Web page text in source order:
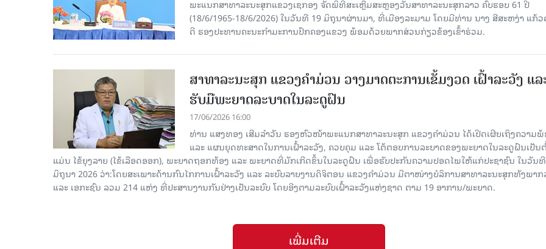
ພະແນກສາທາລະນະສຸກແຂວງເຊກອງ ຈັດພິທີສະເຫຼີມສະຫຼອງວັນສາທາລະນະສຸກລາວ ຄົບຮອບ 61 ປີ
(18/6/1965-18/6/2026) ໃນວັນທີ 19 ມິຖຸນາຜ່ານມາ, ທີ່ເມືອງລະມາມ ໂດຍມີທ່ານ ນາງ ສີສະຫງ່າ ແກ້
ດີ ຮອງປະທານຄະນະກຳມະການປົກຄອງແຂວງ ພ້ອມດ້ວຍພາກສ່ວນກ່ຽວຂ້ອງເຂົ້າຮ່ວມ.
ສາທາລະນະສຸກ ແຂວງຄໍາມ່ວນ ວາງມາດຕະການເຂັ້ມງວດ ເຝົ້າລະວັງ ແລ
ຮັບມືພະຍາດລະບາດໃນລະດູຝົນ
17/06/2026 16:00
ທ່ານ ແສງທອງ ເສີມລໍາວັນ ຮອງຫົວໜ້າພະແນກສາທາລະນະສຸກ ແຂວງຄໍາມ່ວນ ໄດ້ເປີດເຜີຍເຖິງຄວາມ
ແລະ ແຜນຍຸດທະສາດໃນການເຝົ້າລະວັງ, ຄວບຄຸມ ແລະ ໂຕ້ຕອບການລະບາດຂອງພະຍາດໃນລະດູຝົນເປັນ
ແມ່ນ ໄຂ້ຍຸງລາຍ (ໄຂ້ເລືອດອອກ), ພະຍາດຖອກທ້ອງ ແລະ ພະຍາດທີ່ມັກເກີດຂຶ້ນໃນລະດູຝົນ ເພື່ອຮັບປະກັນຄວາມປອດໄພໃຫ້ແກ່ປະຊາຊົນ ໃນວັນ
ມິຖຸນາ 2026 ວ່າ:ໂດຍສະເພາະດ້ານກົນໄກການເຝົ້າລະວັງ ແລະ ລະບົບລາຍງານດິຈິຕອນ ແຂວງຄໍາມ່ວນ ມີຕາໜ່າງບໍລິການສາທາລະນະສຸກທັງພາ
ແລະ ເອກະຊົນ ລວມ 214 ແຫ່ງ ທີ່ປະສານງານກັນຢ່າງເປັນລະບົບ ໂດຍອີງຕາມລະບົບເຝົ້າລະວັງແຫ່ງຊາດ ຕາມ 19 ອາການ/ພະຍາດ.
ເພີ່ມເຕີມ